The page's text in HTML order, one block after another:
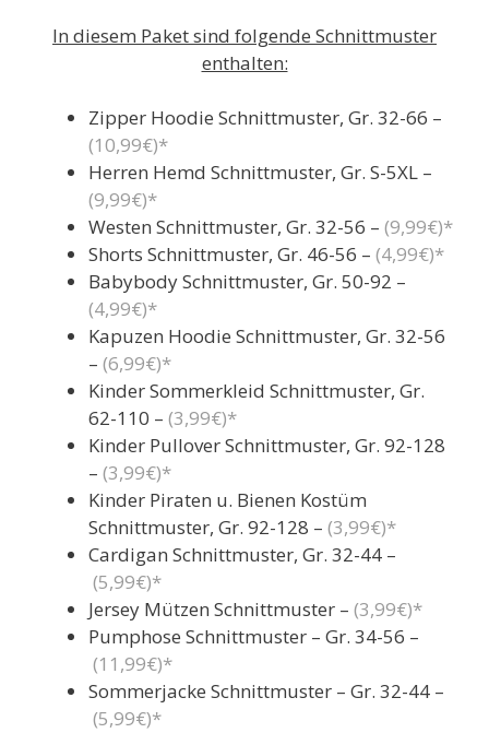
In diesem Paket sind folgende Schnittmuster
enthalten:
Zipper Hoodie Schnittmuster, Gr. 32-66 –
(10,99€)*
Herren Hemd Schnittmuster, Gr. S-5XL –
(9,99€)*
Westen Schnittmuster, Gr. 32-56 – (9,99€)*
Shorts Schnittmuster, Gr. 46-56 – (4,99€)*
Babybody Schnittmuster, Gr. 50-92 –
(4,99€)*
Kapuzen Hoodie Schnittmuster, Gr. 32-56
– (6,99€)*
Kinder Sommerkleid Schnittmuster, Gr.
62-110 – (3,99€)*
Kinder Pullover Schnittmuster, Gr. 92-128
– (3,99€)*
Kinder Piraten u. Bienen Kostüm
Schnittmuster, Gr. 92-128 – (3,99€)*
Cardigan Schnittmuster, Gr. 32-44 –
(5,99€)*
Jersey Mützen Schnittmuster – (3,99€)*
Pumphose Schnittmuster – Gr. 34-56 –
(11,99€)*
Sommerjacke Schnittmuster – Gr. 32-44 –
(5,99€)*